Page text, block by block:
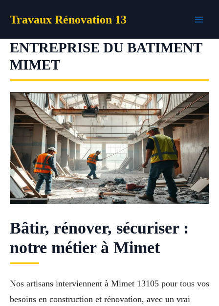
Travaux Rénovation 13
ENTREPRISE DU BATIMENT
MIMET
Bâtir, rénover, sécuriser :
notre métier à Mimet
Nos artisans interviennent à Mimet 13105 pour tous vos
besoins en construction et rénovation, avec un vrai